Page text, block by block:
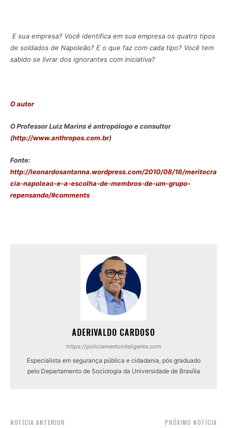
E sua empresa? Você identifica em sua empresa os quatro tipos
de soldados de Napoleão? E o que faz com cada tipo? Você tem
sabido se livrar dos ignorantes com iniciativa?
O autor
O Professor Luiz Marins é antropólogo e consultor
(http://www.anthropos.com.br)
Fonte:
http://leonardosantanna.wordpress.com/2010/08/16/meritocra
cia-napoleao-e-a-escolha-de-membros-de-um-grupo-
repensando/#comments
ADERIVALDO CARDOSO
https://policiamentointeligente.com
Especialista em segurança pública e cidadania, pós graduado
pelo Departamento de Sociologia da Universidade de Brasília
NOTÍCIA ANTERIOR PRÓXIMO NOTÍCIA